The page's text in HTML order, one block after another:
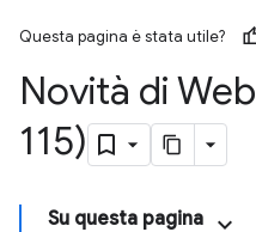
Questa pagina è stata utile?
Novità di Web
115)
Su questa pagina